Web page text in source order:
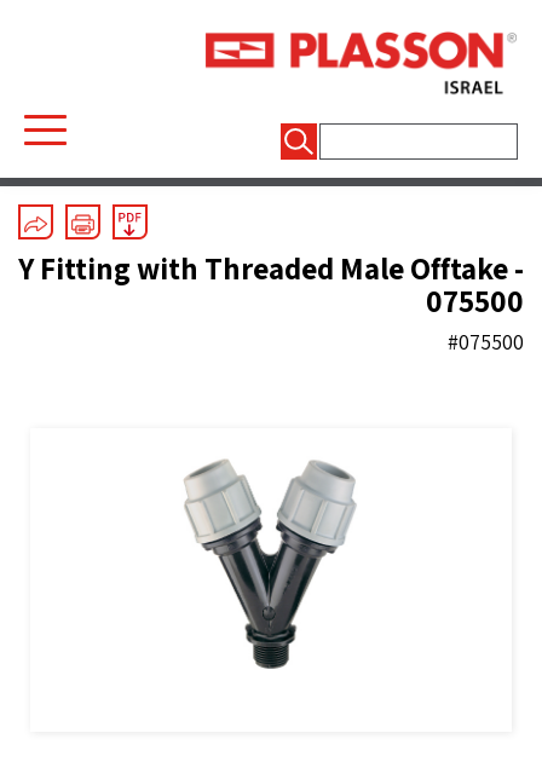
Mechanical Fittings/Line 7 Grey/Tees
Y Fitting with Threaded Male Offtake -
075500
#075500